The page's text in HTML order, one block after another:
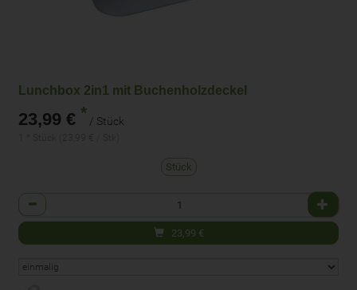
Lunchbox 2in1 mit Buchenholzdeckel
23,99 € * / Stück
Stück
Anzahl
23,99 €